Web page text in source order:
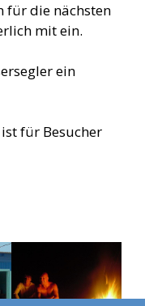
für die nächsten
mit ein.
ein
für Besucher